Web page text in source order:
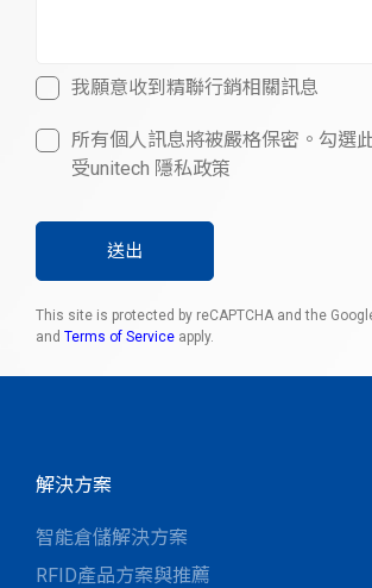
我願意收到精聯行銷相關訊息
所有個人訊息將被嚴格保密。勾選
受unitech 隱私政策
送出
This site is protected by reCAPTCHA and the
and Terms of Service apply.
解決方案
智能倉儲解決方案
RFID產品方案與推薦